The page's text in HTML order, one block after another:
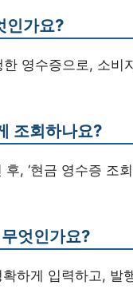
인가요?
영수증으로, 소
조회하나요?
, ‘현금 영수증 조
엇인가요?
하게 입력하고, 발